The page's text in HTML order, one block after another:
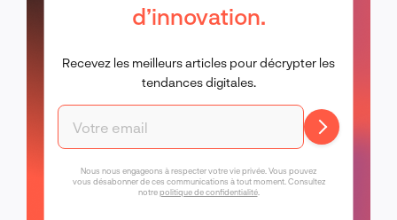
d’innovation.
Recevez les meilleurs articles pour décrypter les
tendances digitales.
Nous nous engageons à respecter votre vie privée. Vous pouvez
vous désabonner de ces communications à tout moment. Consultez
notrepolitique de confidentialité.